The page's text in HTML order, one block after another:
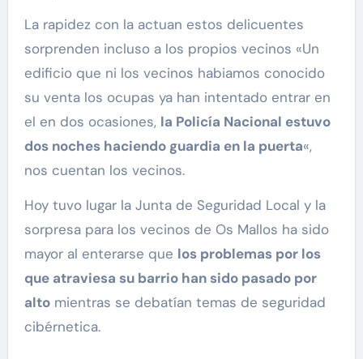
La rapidez con la actuan estos delicuentes
sorprenden incluso a los propios vecinos «Un
edificio que ni los vecinos habiamos conocido
su venta los ocupas ya han intentado entrar en
el en dos ocasiones, la Policía Nacional estuvo
dos noches haciendo guardia en la puerta«,
nos cuentan los vecinos.
Hoy tuvo lugar la Junta de Seguridad Local y la
sorpresa para los vecinos de Os Mallos ha sido
mayor al enterarse que los problemas por los
que atraviesa su barrio han sido pasado por
altomientras se debatían temas de seguridad
cibérnetica.